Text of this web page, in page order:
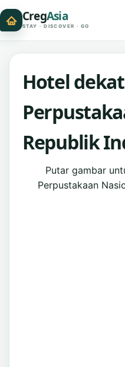
CregAsia
STAY · DISCOVER · GO
Hotel
Republik
Putar gambar
Perpustakaan